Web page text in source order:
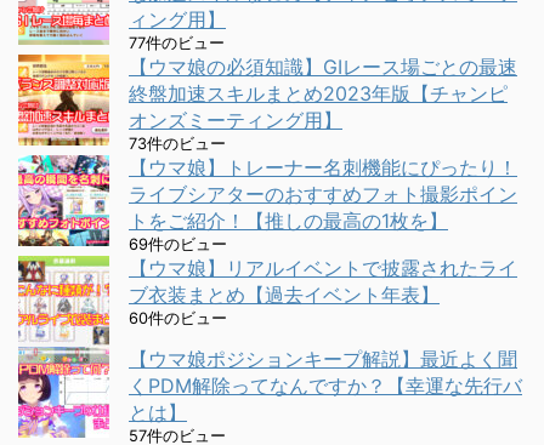
ィング用】
77件のビュー
【ウマ娘の必須知識】GⅠレース場ごとの最速
終盤加速スキルまとめ2023年版【チャンピ
オンズミーティング用】
73件のビュー
【ウマ娘】トレーナー名刺機能にぴったり！
ライブシアターのおすすめフォト撮影ポイン
トをご紹介！【推しの最高の1枚を】
69件のビュー
【ウマ娘】リアルイベントで披露されたライ
ブ衣装まとめ【過去イベント年表】
60件のビュー
【ウマ娘ポジションキープ解説】最近よく聞
くPDM解除ってなんですか？【幸運な先行バ
とは】
57件のビュー